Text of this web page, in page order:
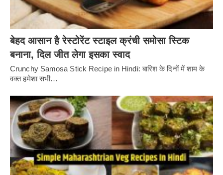
बेहद आसान है रेस्टोरेंट स्टाइल क्रंची समोसा स्टिक
बनाना, दिल जीत लेगा इसका स्वाद
Crunchy Samosa Stick Recipe in Hindi: बारिश के दिनों में शाम के
वक्त हमेशा सभी…